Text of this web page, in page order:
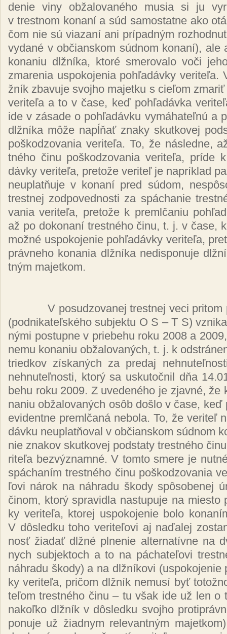
de­nie vi­ny ob­ža­lo­va­né­ho mu­sia si ju
v tres­tnom ko­na­ní a súd sa­mos­tat­ne ako
čom nie sú via­za­ní ani prí­pad­ným
vy­da­né v ob­čian­skom súd­nom ko­na­ní), ale
ko­na­niu dl­žní­ka, kto­ré sme­ro­va­lo vo­či
zma­re­nia us­po­ko­je­nia poh­ľa­dáv­ky
žník zba­vu­je svoj­ho ma­jet­ku s cie­ľom
ve­ri­te­ľa a to v ča­se, keď poh­ľa­dáv­ka
ide v zá­sa­de o poh­ľa­dáv­ku vy­má­ha­teľ­nú a
dl­žní­ka mô­že napĺňať zna­ky skut­ko­vej
poš­ko­dzo­va­nia ve­ri­te­ľa. To, že nás­led­ne,
tné­ho či­nu poš­ko­dzo­va­nia ve­ri­te­ľa, prí­de
dáv­ky ve­ri­te­ľa, pre­to­že ve­ri­teľ je nap­rík­lad
neup­lat­ňu­je v ko­na­ní pred sú­dom,
tres­tnej zod­po­ved­nos­ti za spá­chanie
va­nia ve­ri­te­ľa, pre­to­že k preml­ča­niu
až po do­ko­na­ní tres­tné­ho či­nu, t. j. v ča­se,
mož­né us­po­ko­je­nie poh­ľa­dáv­ky ve­ri­te­ľa,
práv­ne­ho ko­na­nia dl­žní­ka ne­dis­po­nu­je
tným ma­jet­kom.
V po­su­dzo­va­nej tres­tnej ve­ci
(pod­ni­ka­teľ­ské­ho sub­jek­tu O S – T S)
ný­mi pos­tup­ne v prie­be­hu ro­ku 2008 a
ne­mu ko­na­niu ob­ža­lo­va­ných, t. j. k
tried­kov zís­ka­ných za pre­daj
neh­nu­teľ­nos­ti, kto­rý sa us­ku­toč­nil dňa
be­hu ro­ku 2009. Z uve­de­né­ho je zjav­né,
na­niu ob­ža­lo­va­ných osôb doš­lo v ča­se,
evi­den­tne preml­ča­ná ne­bo­la. To, že ve­ri­teľ
dáv­ku neup­lat­ňo­val v ob­čian­skom súd­nom
nie zna­kov skut­ko­vej pod­sta­ty tres­tné­ho
ri­te­ľa bez­výz­nam­né. V tom­to sme­re je
spá­cha­ním tres­tné­ho či­nu poš­ko­dzo­va­nia
ľo­vi ná­rok na náh­ra­du ško­dy spô­so­be­nej
či­nom, kto­rý spra­vid­la nas­tu­pu­je na
ky ve­ri­te­ľa, kto­rej us­po­ko­je­nie bo­lo
V dôs­led­ku to­ho ve­ri­te­ľo­vi aj na­ďa­lej
nosť žia­dať dl­žné pl­ne­nie al­ter­na­tív­ne na
nych sub­jek­toch a to na pá­cha­te­ľo­vi
náh­ra­du ško­dy) a na dl­žní­ko­vi
ky ve­ri­te­ľa, pri­čom dl­žník ne­mu­sí byť
te­ľom tres­tné­ho či­nu – tu však ide už len o
na­koľ­ko dl­žník v dôs­led­ku svoj­ho
po­nu­je už žiad­nym re­le­van­tným